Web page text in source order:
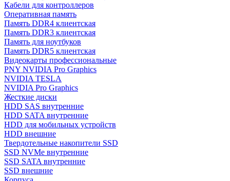
Кабели для контроллеров
Оперативная память
Память DDR4 клиентская
Память DDR3 клиентская
Память для ноутбуков
Память DDR5 клиентская
Видеокарты профессиональные
PNY NVIDIA Pro Graphics
NVIDIA TESLA
NVIDIA Pro Graphics
Жесткие диски
HDD SAS внутренние
HDD SATA внутренние
HDD для мобильных устройств
HDD внешние
Твердотельные накопители SSD
SSD NVMe внутренние
SSD SATA внутренние
SSD внешние